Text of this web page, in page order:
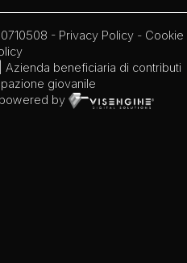
- Privacy Policy- Cookie
| Azienda beneficiaria di contributi
giovanile
powered by